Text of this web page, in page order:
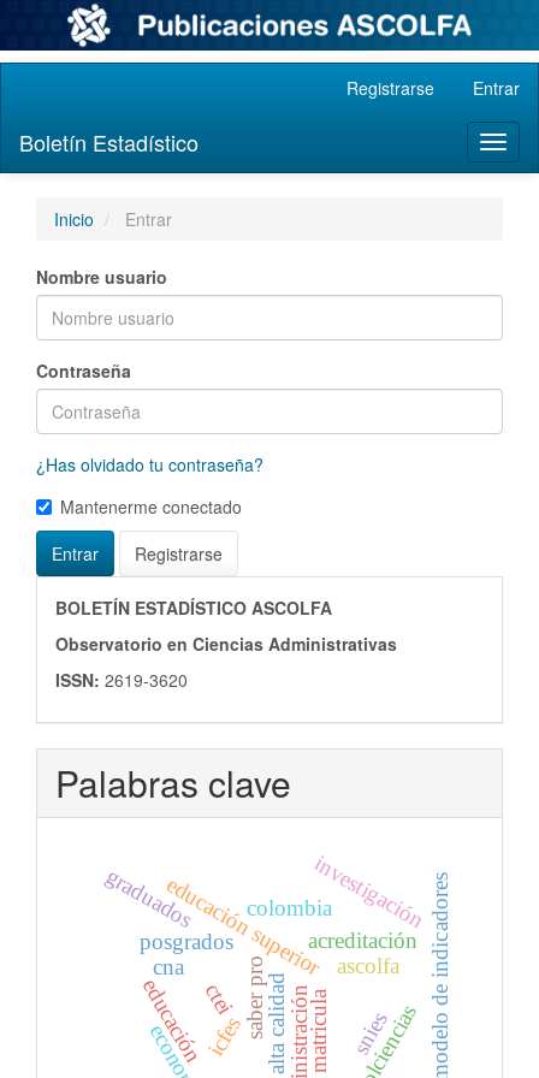
principal
Barra
Registrarse Entrar
Boletín Estadístico
Inicio Entrar
Nombre usuario
Contraseña
¿Has olvidado tu contraseña?
Mantenerme conectado
Entrar
Registrarse
ISSN
BOLETÍN ESTADÍSTICO ASCOLFA
Observatorio en Ciencias Administrativas
ISSN: 2619-3620
Palabras clave
saber pro
icfes
cna
acreditación
educación superior
alta calidad
colombia
snies
educación matricula
posgrados
ascolfa
graduados modelo de indicadores
colciencias
investigación
ctei